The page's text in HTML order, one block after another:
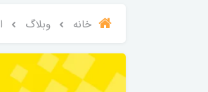
خانه وبلاگ